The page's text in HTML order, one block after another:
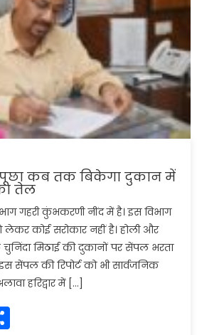
पूछा कब ​तक बिकेगा दुकान में
तेल
गहरी कुंभकरणी नींद में है। इस विभाग
कोई सरोकार नहीं है। होली और
चुनिंदा मिठाई की दुकानों पर सेंपल भरता
सेंपल की रिपोर्ट को भी सार्वजनिक
हरिद्वार में […]
Share